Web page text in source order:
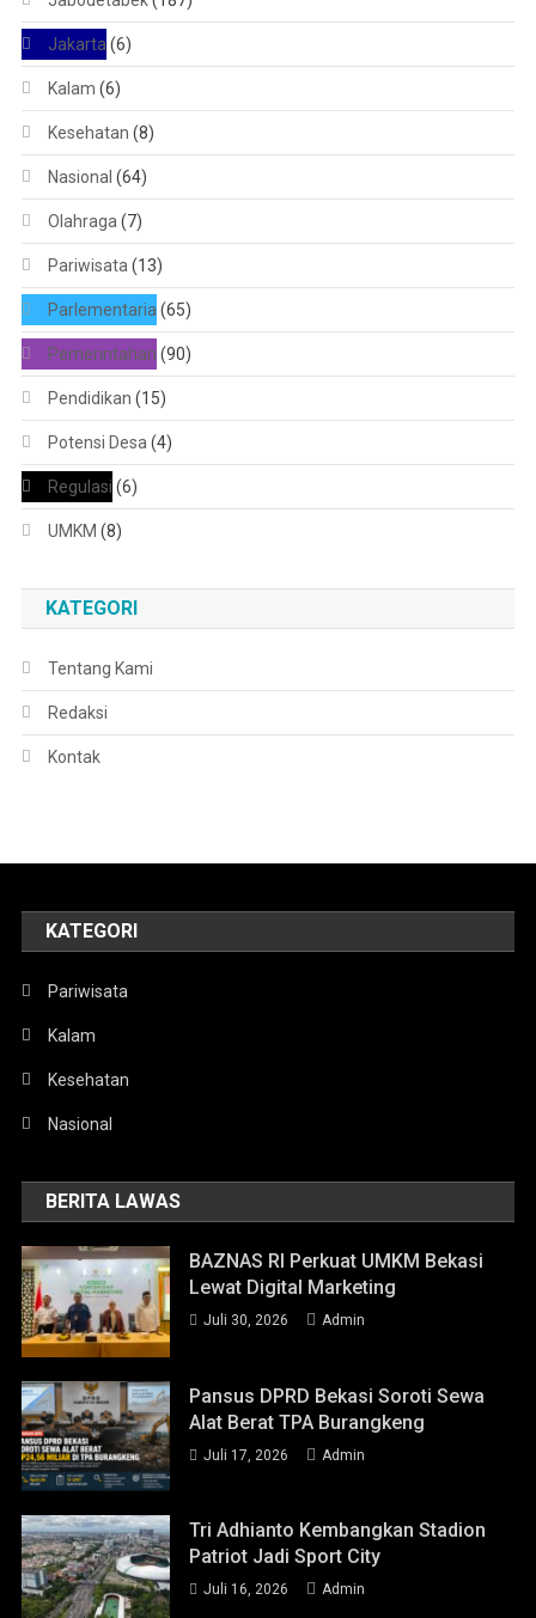
Jakarta (6)
Kalam (6)
Kesehatan (8)
Nasional (64)
Olahraga (7)
Pariwisata (13)
Parlementaria (65)
Pemerintahan (90)
Pendidikan (15)
Potensi Desa (4)
Regulasi (6)
UMKM (8)
KATEGORI
Tentang Kami
Redaksi
Kontak
KATEGORI
Pariwisata
Kalam
Kesehatan
Nasional
BERITA LAWAS
BAZNAS RI Perkuat UMKM Bekasi
Lewat Digital Marketing
Juli 30, 2026 Admin
Pansus DPRD Bekasi Soroti Sewa
Alat Berat TPA Burangkeng
Juli 17, 2026 Admin
Tri Adhianto Kembangkan Stadion
Patriot Jadi Sport City
Juli 16, 2026 Admin